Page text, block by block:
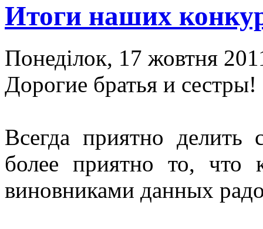
Итоги наших
Понеділок, 17 жовтня
Дорогие братья и сестры!
Всегда приятно
более приятно то, что
виновниками данных